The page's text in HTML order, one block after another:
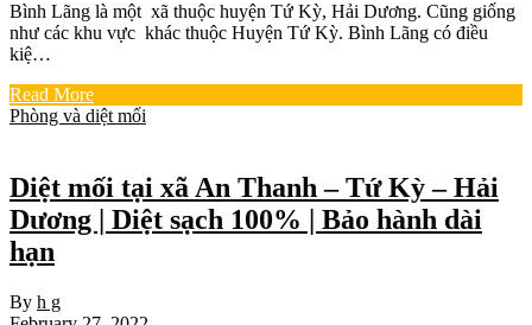
Bình Lãng là một xã thuộc huyện Tứ Kỳ, Hải Dương. Cũng giống
như các khu vực khác thuộc Huyện Tứ Kỳ. Bình Lãng có điều
kiệ…
Read More
Phòng và diệt mối
Diệt mối tại xã An Thanh – Tứ Kỳ – Hải
Dương | Diệt sạch 100% | Bảo hành dài
hạn
By h g